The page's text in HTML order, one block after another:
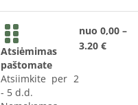
Atsiėmimas
paštomate
Atsiimkite per 2
- 5 d.d.
nuo 0,00 –
3.20 €